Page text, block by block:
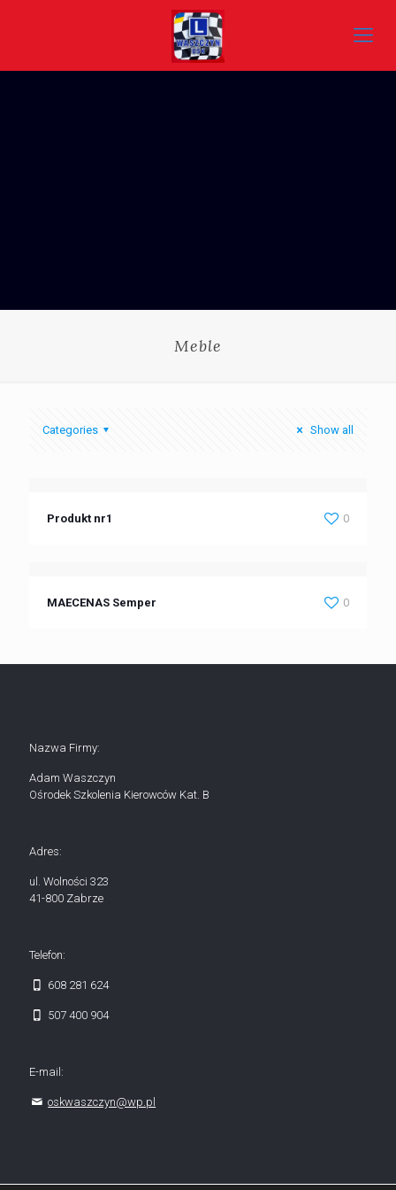
Meble
Categories Show all
Produkt nr1 0
MAECENAS Semper 0
Nazwa Firmy:
Adam Waszczyn
Ośrodek Szkolenia Kierowców Kat. B
Adres:
ul. Wolności 323
41-800 Zabrze
Telefon:
608 281 624
507 400 904
E-mail:
oskwaszczyn@wp.pl